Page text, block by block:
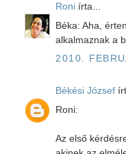
Roni írta...
Béka: Aha,
alkalmaznak a
2010.
Békési József
Roni:
Az első